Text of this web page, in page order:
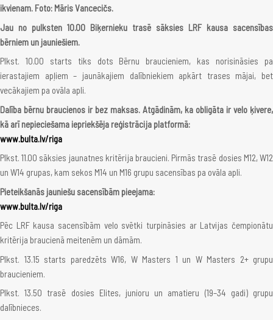
ikvienam. Foto: Māris Vancecičs.
Jau no pulksten 10.00 Biķernieku trasē sāksies LRF kausa sacensības
bērniem un jauniešiem.
Plkst. 10.00 starts tiks dots Bērnu braucieniem, kas norisināsies pa
ierastajiem apļiem – jaunākajiem dalībniekiem apkārt trases mājai, bet
vecākajiem pa ovāla apli.
Dalība bērnu braucienos ir bez maksas. Atgādinām, ka obligāta ir velo ķivere,
kā arī nepieciešama iepriekšēja reģistrācija platformā:
www.bulta.lv/riga
Plkst. 11.00 sāksies jaunatnes kritērija braucieni. Pirmās trasē dosies M12, W12
un W14 grupas, kam sekos M14 un M16 grupu sacensības pa ovāla apli.
Pieteikšanās jauniešu sacensībām pieejama:
www.bulta.lv/riga
Pēc LRF kausa sacensībām velo svētki turpināsies ar Latvijas čempionātu
kritērija braucienā meitenēm un dāmām.
Plkst. 13.15 starts paredzēts W16, W Masters 1 un W Masters 2+ grupu
braucieniem.
Plkst. 13.50 trasē dosies Elites, junioru un amatieru (19–34 gadi) grupu
dalībnieces.